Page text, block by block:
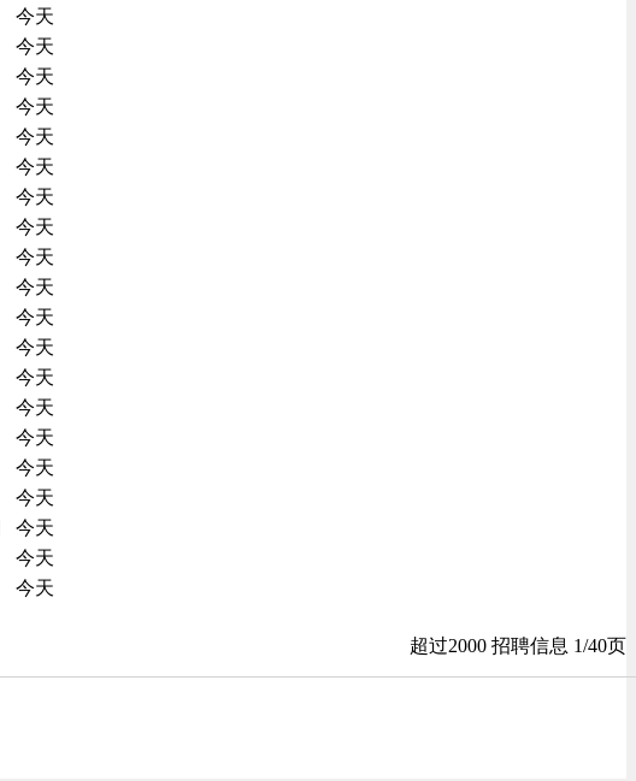
今天
今天
今天
今天
今天
今天
今天
今天
今天
今天
今天
今天
今天
今天
今天
今天
今天
今天
今天
今天
超过2000 招聘信息 1/40页